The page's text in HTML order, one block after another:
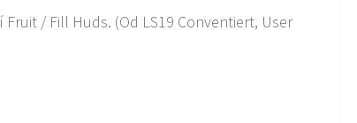
/ Fill Huds. (Od LS19 Conventiert, User